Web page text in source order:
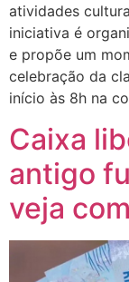
atividades
iniciativa é
e propõe um
celebração da
início às 8h na
Caixa
antigo
veja